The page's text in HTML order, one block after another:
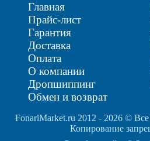
Главная
Прайс-лист
Гарантия
Доставка
Оплата
О компании
Дропшиппинг
Обмен и возврат
FonariMarket.ru 2012 - 2026 ©
Копирование